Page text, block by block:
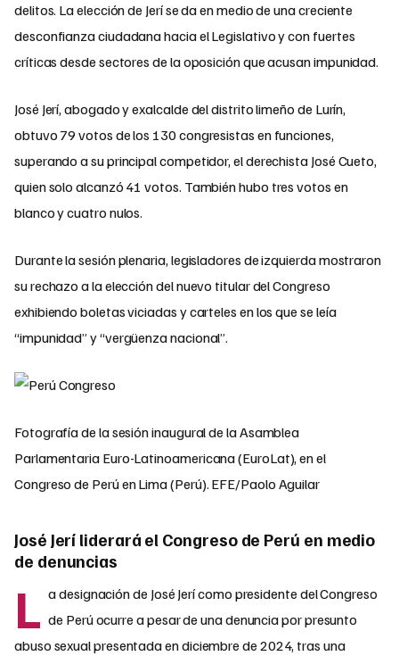
delitos. La elección de Jerí se da en medio de una creciente
desconfianza ciudadana hacia el Legislativo y con fuertes
críticas desde sectores de la oposición que acusan impunidad.
José Jerí, abogado y exalcalde del distrito limeño de Lurín,
obtuvo 79 votos de los 130 congresistas en funciones,
superando a su principal competidor, el derechista José Cueto,
quien solo alcanzó 41 votos. También hubo tres votos en
blanco y cuatro nulos.
Durante la sesión plenaria, legisladores de izquierda mostraron
su rechazo a la elección del nuevo titular del Congreso
exhibiendo boletas viciadas y carteles en los que se leía
“impunidad” y “vergüenza nacional”.
Fotografía de la sesión inaugural de la Asamblea
Parlamentaria Euro-Latinoamericana (EuroLat), en el
Congreso de Perú en Lima (Perú). EFE/Paolo Aguilar
José Jerí liderará el Congreso de Perú en medio
de denuncias
L a designación de José Jerí como presidente del Congreso
de Perú ocurre a pesar de una denuncia por presunto
abuso sexual presentada en diciembre de 2024, tras una